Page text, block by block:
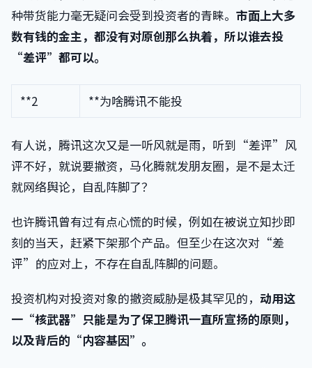
种带货能力毫无疑问会受到投资者的青睐。 市面上大多
数有钱的金主，都没有对原创那么执着，所以谁去投
“差评”都可以。
**2 **为啥腾讯不能投
有人说，腾讯这次又是一听风就是雨，听到“差评”风
评不好，就说要撤资，马化腾就发朋友圈，是不是太迁
就网络舆论，自乱阵脚了？
也许腾讯曾有过有点心慌的时候，例如在被说立知抄即
刻的当天，赶紧下架那个产品。但至少在这次对“差
评”的应对上，不存在自乱阵脚的问题。
投资机构对投资对象的撤资威胁是极其罕见的， 动用这
一“核武器”只能是为了保卫腾讯一直所宣扬的原则，
以及背后的“内容基因”。